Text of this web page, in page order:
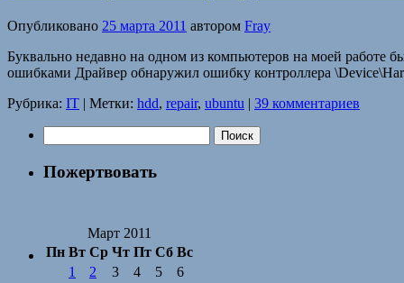
Опубликовано 25 марта 2011 автором Fray
Буквально недавно на одном из компьютеров на моей работе
ошибками Драйвер обнаружил ошибку контроллера
Рубрика: IT | Метки: hdd, repair, ubuntu | 39 комментариев
Пожертвовать
Март 2011
Пн Вт Ср Чт Пт Сб Вс
1
2 3 4 5
6